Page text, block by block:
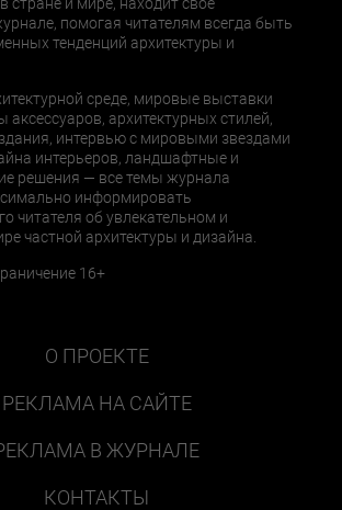
помогая читателям всегда быть
тенденций архитектуры и
среде, мировые выставки
аксессуаров, архитектурных стилей,
интервью с мировыми звездами
интерьеров, ландшафтные и
решения — все темы журнала
информировать
читателя об увлекательном и
частной архитектуры и дизайна.
16+
О ПРОЕКТЕ
РЕКЛАМА НА САЙТЕ
В ЖУРНАЛЕ
КОНТАКТЫ